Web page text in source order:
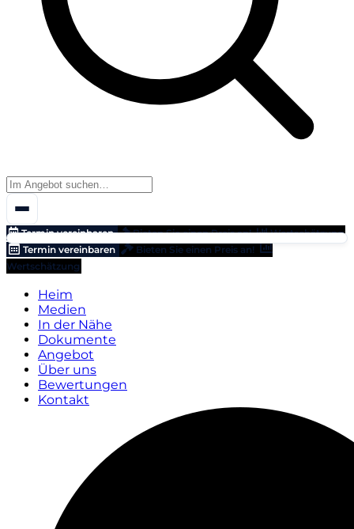
Termin vereinbaren Bieten Sie einen Preis an!
Wertschätzung
Termin vereinbaren
Bieten Sie einen Preis an!
Wertschätzung
Heim
Medien
In der Nähe
Dokumente
Angebot
Über uns
Bewertungen
Kontakt